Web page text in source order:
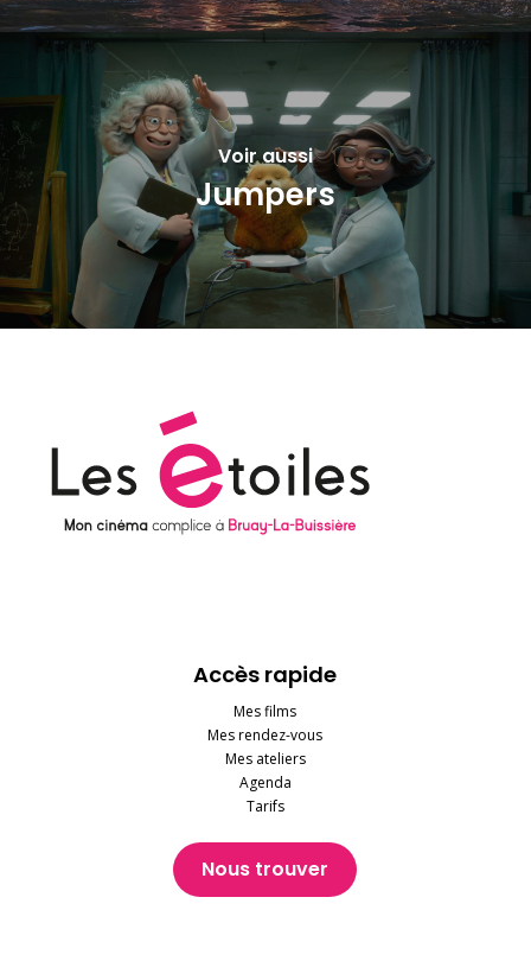
Voir aussi
Jumpers
Accès rapide
Mes films
Mes rendez-vous
Mes ateliers
Agenda
Tarifs
Nous trouver